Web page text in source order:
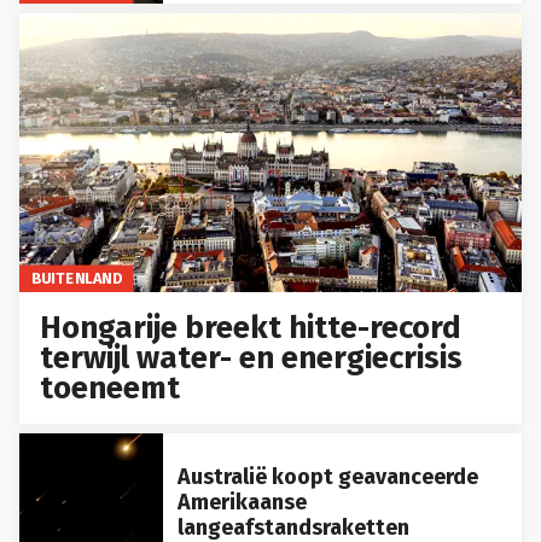
BUITENLAND
Hongarije breekt hitte-record
terwijl water- en energiecrisis
toeneemt
Australië koopt geavanceerde
Amerikaanse
langeafstandsraketten